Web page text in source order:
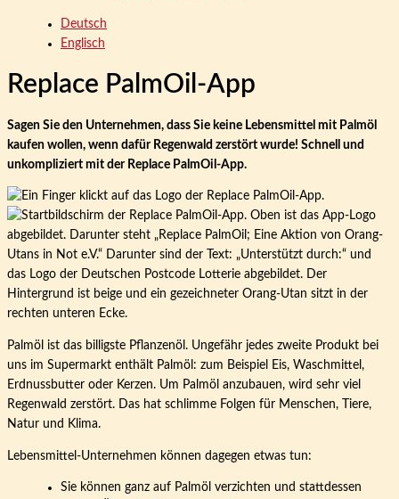
Deutsch
Englisch
Replace PalmOil-App
Sagen Sie den Unternehmen, dass Sie keine Lebensmittel mit Palmöl
kaufen wollen, wenn dafür Regenwald zerstört wurde! Schnell und
unkompliziert mit der Replace PalmOil-App.
Palmöl ist das billigste Pflanzenöl. Ungefähr jedes zweite Produkt bei
uns im Supermarkt enthält Palmöl: zum Beispiel Eis, Waschmittel,
Erdnussbutter oder Kerzen. Um Palmöl anzubauen, wird sehr viel
Regenwald zerstört. Das hat schlimme Folgen für Menschen, Tiere,
Natur und Klima.
Lebensmittel-Unternehmen können dagegen etwas tun:
Sie können ganz auf Palmöl verzichten und stattdessen